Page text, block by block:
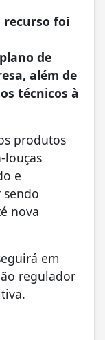
recurso foi
de
além de
técnicos à
produtos
louças
e
nova
em
regulador